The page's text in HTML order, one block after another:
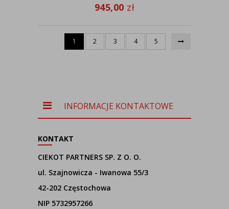
945,00 zł
1 2 3 4 5
INFORMACJE KONTAKTOWE
KONTAKT
CIEKOT PARTNERS SP. Z O. O.
ul. Szajnowicza - Iwanowa 55/3
42-202 Częstochowa
NIP 5732957266